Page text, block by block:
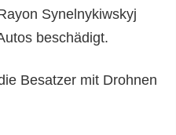
Synelnykiwskyj
beschädigt.
Besatzer mit Drohnen